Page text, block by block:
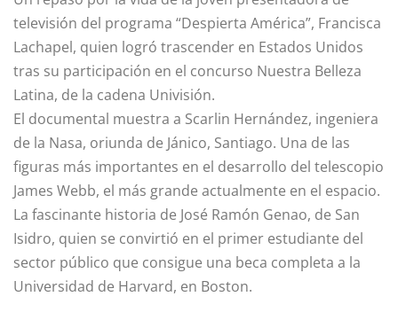
televisión del programa “Despierta América”, Francisca
Lachapel, quien logró trascender en Estados Unidos
tras su participación en el concurso Nuestra Belleza
Latina, de la cadena Univisión.
El documental muestra a Scarlin Hernández, ingeniera
de la Nasa, oriunda de Jánico, Santiago. Una de las
figuras más importantes en el desarrollo del telescopio
James Webb, el más grande actualmente en el espacio.
La fascinante historia de José Ramón Genao, de San
Isidro, quien se convirtió en el primer estudiante del
sector público que consigue una beca completa a la
Universidad de Harvard, en Boston.